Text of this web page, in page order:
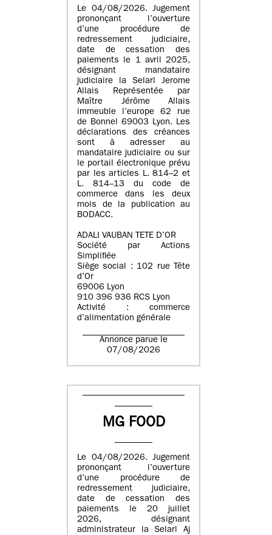
Le 04/08/2026. Jugement
prononçant l’ouverture
d’une procédure de
redressement judiciaire,
date de cessation des
paiements le 1 avril 2025,
désignant mandataire
judiciaire la Selarl Jerome
Allais Représentée par
Maître Jérôme Allais
immeuble l’europe 62 rue
de Bonnel 69003 Lyon. Les
déclarations des créances
sont à adresser au
mandataire judiciaire ou sur
le portail électronique prévu
par les articles L. 814–2 et
L. 814–13 du code de
commerce dans les deux
mois de la publication au
BODACC.
ADALI VAUBAN TETE D’OR
Société par Actions
Simplifiée
Siège social : 102 rue Tête
d’Or
69006 Lyon
910 396 936 RCS Lyon
Activité : commerce
d’alimentation générale
Annonce parue le
07/08/2026
MG FOOD
Le 04/08/2026. Jugement
prononçant l’ouverture
d’une procédure de
redressement judiciaire,
date de cessation des
paiements le 20 juillet
2026, désignant
administrateur la Selarl Aj